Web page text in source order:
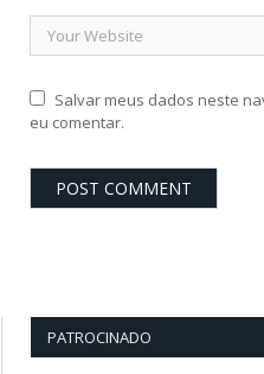
Salvar meus dados neste
eu comentar.
PATROCINADO